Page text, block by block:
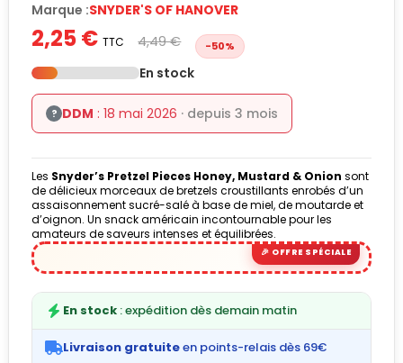
(1 avis)
Marque :SNYDER'S OF HANOVER
2,25 € TTC 4,49 € -50%
En stock
? DDM : 18 mai 2026 · depuis 3 mois
Les Snyder’s Pretzel Pieces Honey, Mustard & Onion sont
de délicieux morceaux de bretzels croustillants enrobés d’un
assaisonnement sucré-salé à base de miel, de moutarde et
d’oignon. Un snack américain incontournable pour les
amateurs de saveurs intenses et équilibrées.
En stock : expédition dès demain matin
Livraison gratuiteen points-relais dès 69€